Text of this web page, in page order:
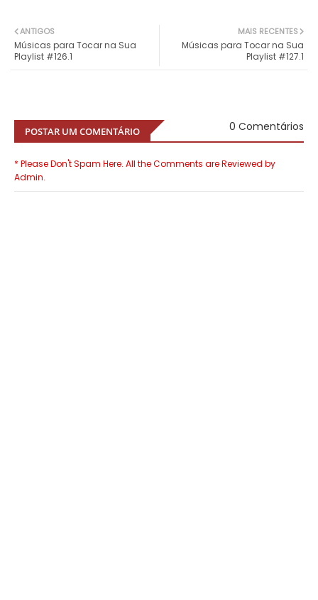
MAIS RECENTES
Músicas para Tocar na Sua
Playlist #127.1
ANTIGOS
Músicas para Tocar na Sua
Playlist #126.1
POSTAR UM COMENTÁRIO 0 Comentários
* Please Don't Spam Here. All the Comments are Reviewed by
Admin.